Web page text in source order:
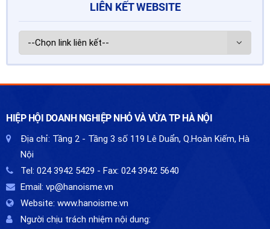
LIÊN KẾT WEBSITE
HIỆP HỘI DOANH NGHIỆP NHỎ VÀ VỪA TP HÀ NỘI
Địa chỉ: Tầng 2 - Tầng 3 số 119 Lê Duẩn, Q.Hoàn Kiếm, Hà
Nội
Tel: 024 3942 5429 - Fax: 024 3942 5640
Email: vp@hanoisme.vn
Website: www.hanoisme.vn
Người chịu trách nhiệm nội dung: